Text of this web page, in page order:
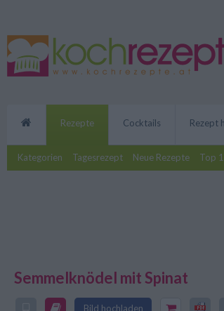
Rezepte
Kategorien Tagesrezept Neue Rezepte Top
Cocktails Rezept
Semmelknödel mit Spinat
Bild hochladen